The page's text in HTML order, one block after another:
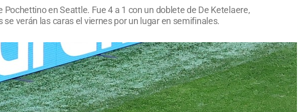
en Seattle. Fue 4 a 1 con un doblete de De Ketelaere,
verán las caras el viernes por un lugar en semifinales.